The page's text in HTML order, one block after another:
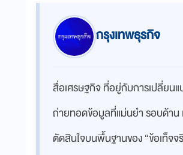
กรุงเทพธุรกิจ
สื่อเศรษฐกิจ ที่อยู่กับการเปลี่ยน
ถ่ายทอดข้อมูลที่แม่นยำ รอบด้าน
ตัดสินใจบนพื้นฐานของ “ข้อเท็จจริ